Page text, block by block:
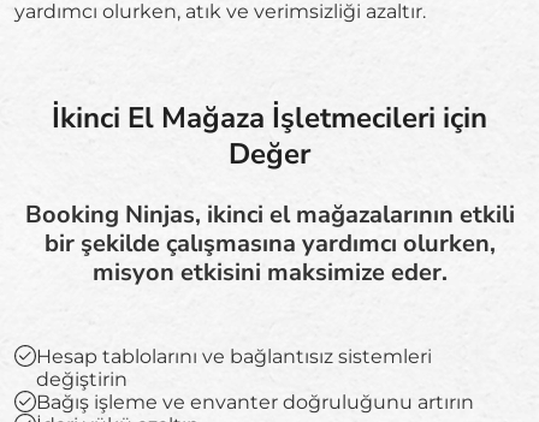
yardımcı olurken, atık ve verimsizliği azaltır.
İkinci El Mağaza İşletmecileri için
Değer
Booking Ninjas, ikinci el mağazalarının etkili
bir şekilde çalışmasına yardımcı olurken,
misyon etkisini maksimize eder.
Hesap tablolarını ve bağlantısız sistemleri
değiştirin
Bağış işleme ve envanter doğruluğunu artırın